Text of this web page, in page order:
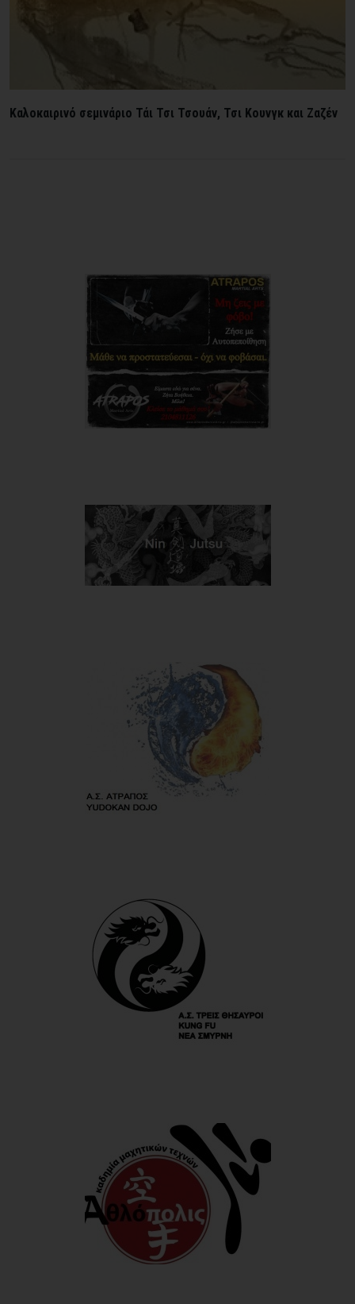
Καλοκαιρινό σεμινάριο Τάι Τσι Τσουάν, Τσι Κουνγκ και Ζαζέν